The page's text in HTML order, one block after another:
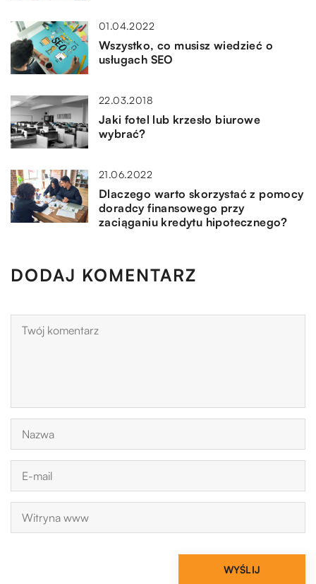
01.04.2022
Wszystko, co musisz wiedzieć o
usługach SEO
22.03.2018
Jaki fotel lub krzesło biurowe
wybrać?
21.06.2022
Dlaczego warto skorzystać z pomocy
doradcy finansowego przy
zaciąganiu kredytu hipotecznego?
DODAJ KOMENTARZ